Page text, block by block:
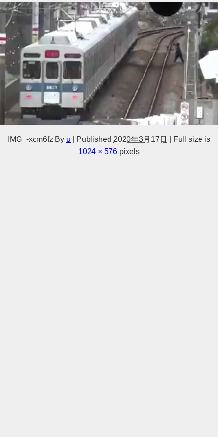
IMG_-xcm6fz By u Published 2020年3月17日
Full size is
1024 × 576 pixels